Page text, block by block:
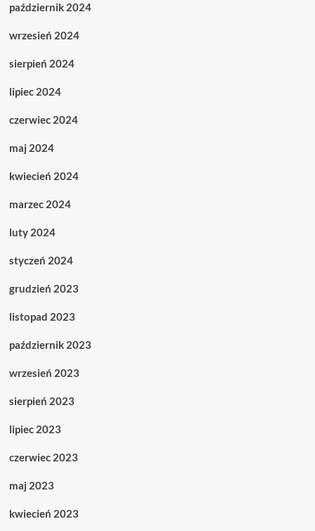
październik 2024
wrzesień 2024
sierpień 2024
lipiec 2024
czerwiec 2024
maj 2024
kwiecień 2024
marzec 2024
luty 2024
styczeń 2024
grudzień 2023
listopad 2023
październik 2023
wrzesień 2023
sierpień 2023
lipiec 2023
czerwiec 2023
maj 2023
kwiecień 2023